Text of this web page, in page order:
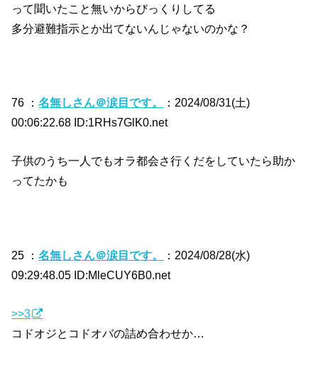
って聞いたこと無いからびっくりしてる
多分避難指示とか出てないんじゃないのかな？
76 ：名無しさん＠涙目です。
：2024/08/31(土)
00:06:22.68 ID:1RHs7GlK0.net
子供のうち一人でもオラ都会さ行くだをしていたら助か
ってたかも
25 ：名無しさん＠涙目です。
：2024/08/28(水)
09:29:48.05 ID:MleCUY6B0.net
>>3
コドオジとコドオバの詰め合わせか…